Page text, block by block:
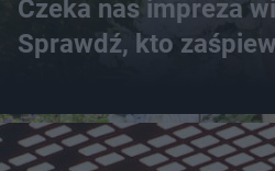
Czeka nas impreza
Sprawdź, kto